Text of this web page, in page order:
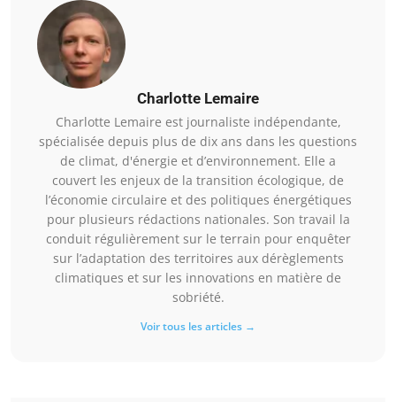
Charlotte Lemaire
Charlotte Lemaire est journaliste indépendante,
spécialisée depuis plus de dix ans dans les questions
de climat, d'énergie et d’environnement. Elle a
couvert les enjeux de la transition écologique, de
l’économie circulaire et des politiques énergétiques
pour plusieurs rédactions nationales. Son travail la
conduit régulièrement sur le terrain pour enquêter
sur l’adaptation des territoires aux dérèglements
climatiques et sur les innovations en matière de
sobriété.
Voir tous les articles →